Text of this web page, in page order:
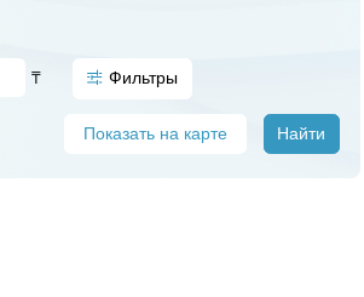
₸ Фильтры
Показать на карте Найти